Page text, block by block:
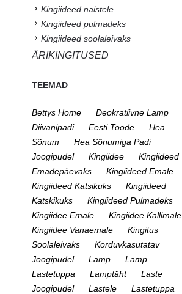
Kingiideed naistele
Kingiideed pulmadeks
Kingiideed soolaleivaks
ÄRIKINGITUSED
TEEMAD
Bettys Home
Deokratiivne Lamp
Diivanipadi
Eesti Toode
Hea
Sõnum
Hea Sõnumiga Padi
Joogipudel
Kingiidee
Kingiideed
Emadepäevaks
Kingiideed Emale
Kingiideed Katsikuks
Kingiideed
Katskikuks
Kingiideed Pulmadeks
Kingiidee Emale
Kingiidee Kallimale
Kingiidee Vanaemale
Kingitus
Soolaleivaks
Korduvkasutatav
Joogipudel
Lamp
Lamp
Lastetuppa
Lamptäht
Laste
Joogipudel
Lastele
Lastetuppa